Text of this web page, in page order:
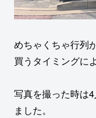
めちゃくちゃ行列
買うタイミングに
写真を撮った時は
ました。